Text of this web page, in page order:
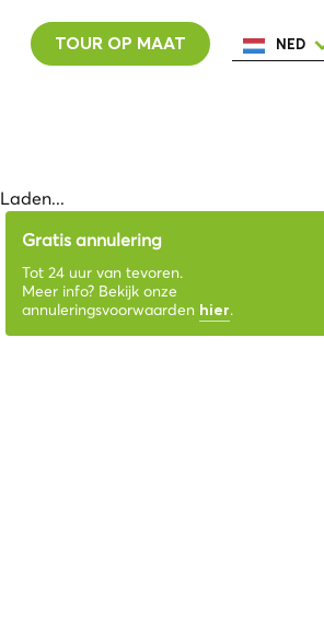
TOUR OP MAAT NED
Laden...
Gratis annulering
Tot 24 uur van tevoren.
Meer info? Bekijk onze
annuleringsvoorwaarden hier.